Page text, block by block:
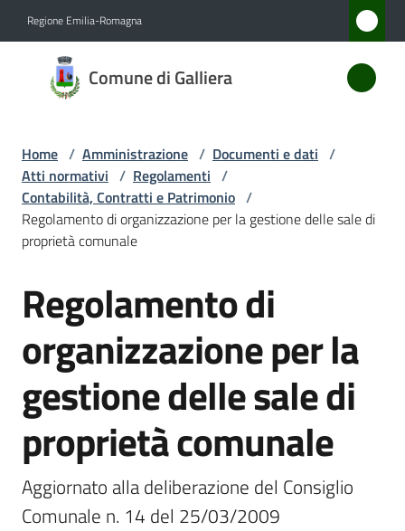
Regione Emilia-Romagna
Comune di Galliera
Comune
di
Amministrazione
Menu selezionato
Novità
Servizi
Vivere
Galliera
Amministrazione
Trasparente
Home / Amministrazione / Documenti e dati /
Atti normativi / Regolamenti /
Contabilità, Contratti e Patrimonio /
Regolamento di organizzazione per la gestione delle sale di
proprietà comunale
Salta al contenuto
Regolamento di
organizzazione per la
gestione delle sale di
proprietà comunale
Aggiornato alla deliberazione del Consiglio
Comunale n. 14 del 25/03/2009